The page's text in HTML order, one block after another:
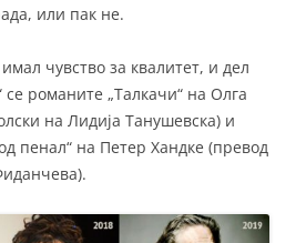
или пак не.
чувство за квалитет, и дел
романите „Талкачи“ на Олга
на Лидија Танушевска) и
пенал“ на Петер Хандке (превод